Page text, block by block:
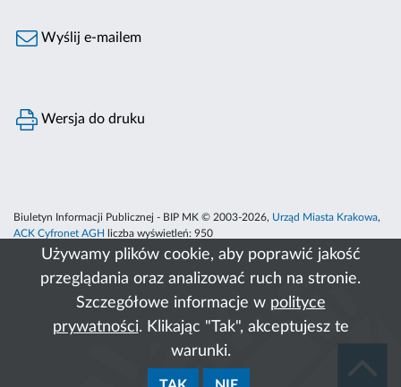
Używamy plików cookie, aby poprawić jakość
przeglądania oraz analizować ruch na stronie.
Szczegółowe informacje w polityce
prywatności. Klikając "Tak", akceptujesz te
warunki.
Wyślij e-mailem
Wersja do druku
Biuletyn Informacji Publicznej - BIP MK © 2003-2026, Urząd Miasta Krakowa,
ACK Cyfronet AGH
liczba wyświetleń: 950